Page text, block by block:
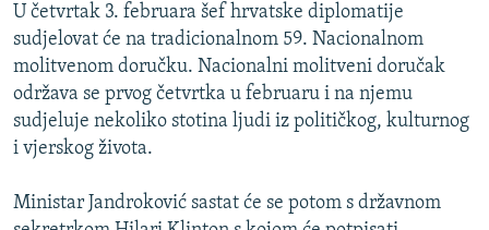
NASTANAK I RASPAD JUGOSLAVIJE
U četvrtak 3. februara šef hrvatske diplomatije
sudjelovat će na tradicionalnom 59. Nacionalnom
molitvenom doručku. Nacionalni molitveni doručak
održava se prvog četvrtka u februaru i na njemu
sudjeluje nekoliko stotina ljudi iz političkog, kulturnog
i vjerskog života.
Ministar Jandroković sastat će se potom s državnom